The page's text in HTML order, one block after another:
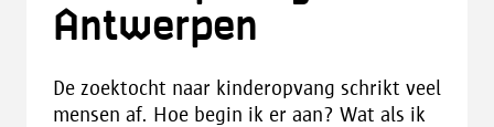
Antwerpen
De zoektocht naar kinderopvang schrikt veel
mensen af. Hoe begin ik er aan? Wat als ik